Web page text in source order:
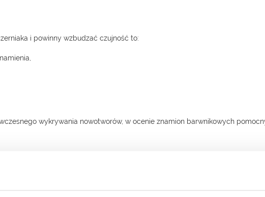
i powinny wzbudzać czujność to:
wykrywania nowotworów, w ocenie znamion barwnikowych
nierówne zabarwienie, odbarwienie (ang.